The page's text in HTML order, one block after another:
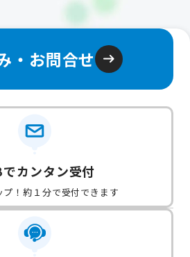
・お問合せ
でカンタン受付
プ！約１分で受付できます